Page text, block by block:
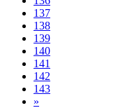
137
138
139
140
141
142
143
»